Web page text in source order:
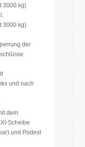
3000 kg)
3000 kg)
der
und nach
dem
Scheibe
und Podest